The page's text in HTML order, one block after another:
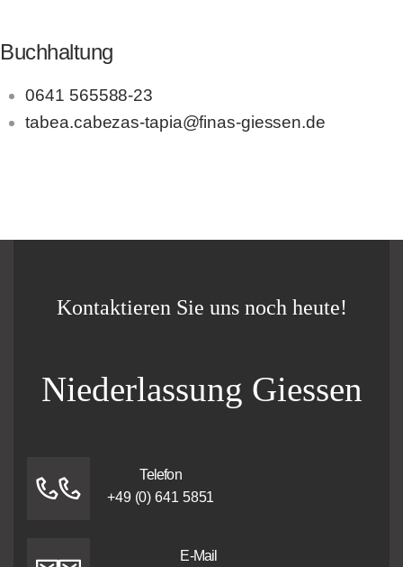
Buchhaltung
0641 565588-23
tabea.cabezas-tapia@finas-giessen.de
Kontaktieren Sie uns noch heute!
Niederlassung Giessen
Telefon
+49 (0) 641 5851
E-Mail